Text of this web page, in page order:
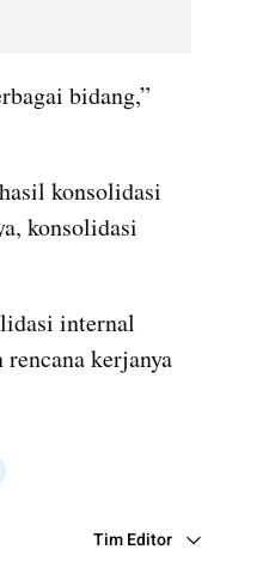
bidang,”
konsolidasi
konsolidasi
internal
kerjanya
Tim Editor